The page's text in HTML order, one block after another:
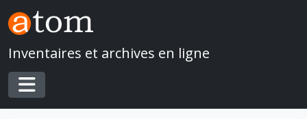
Skip to main content
Inventaires et archives en ligne
Toggle navigation